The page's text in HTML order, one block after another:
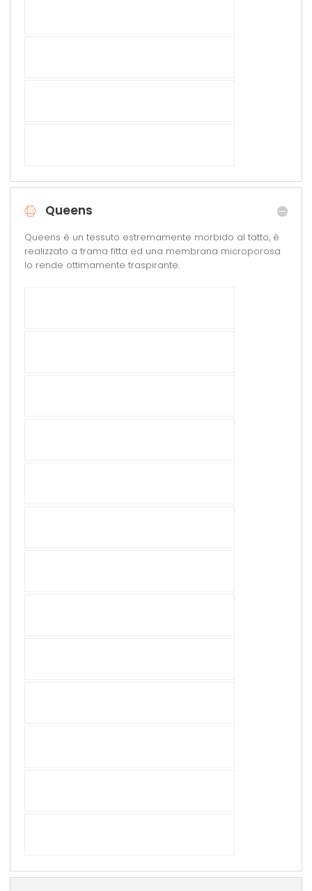
Queens
Queens è un tessuto estremamente morbido al tatto, è
realizzato a trama fitta ed una membrana microporosa
lo rende ottimamente traspirante.